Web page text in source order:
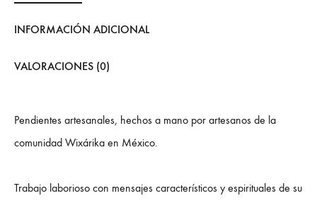
INFORMACIÓN ADICIONAL
VALORACIONES (0)
Pendientes artesanales, hechos a mano por artesanos de la
comunidad Wixárika en México.
Trabajo laborioso con mensajes característicos y espirituales de su